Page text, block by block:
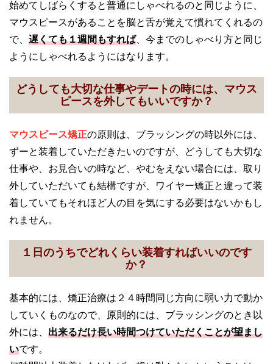
始めてしばらくすると普通にしゃべれるのと同じように、
マウスピースがあることを脳と舌が覚えて慣れてくれるの
で、 遅くても１週間もすれば、今までのしゃべり方と同じ
ようにしゃべれるようにはなります。
どうしても大切な仕事やデートの時には、マウス
ピースを外してもいいですか？
マウスピース矯正の原則は、ブラッシングの時以外には、
ずーと装着していただきたいのですが、どうしても大切な
仕事や、お見合いの時など、やむをえない場合には、取り
外していただいても結構ですが、ワイヤー矯正と違って装
着していてもそれほど人の目を気にする必要はないかもし
れません。
１日のうちでどれくらい装着すればいいのです
か？
基本的には、矯正治療は２４時間同じ方向に弱い力で動か
していくものなので、原則的には、ブラッシングのとき以
外には、 出来るだけ長い時間つけていただくことが望まし
いです。